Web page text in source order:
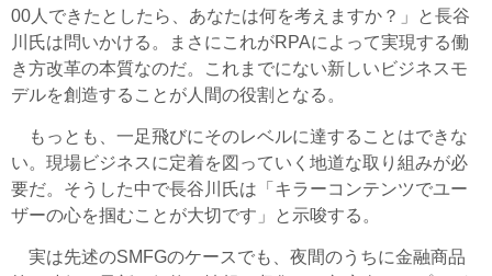
00人できたとしたら、あなたは何を考えますか？」と長谷
川氏は問いかける。まさにこれがRPAによって実現する働
き方改革の本質なのだ。これまでにない新しいビジネスモ
デルを創造することが人間の役割となる。
もっとも、一足飛びにそのレベルに達することはできな
い。現場ビジネスに定着を図っていく地道な取り組みが必
要だ。そうした中で長谷川氏は「キラーコンテンツでユー
ザーの心を掴むことが大切です」と示唆する。
実は先述のSMFGのケースでも、夜間のうちに金融商品